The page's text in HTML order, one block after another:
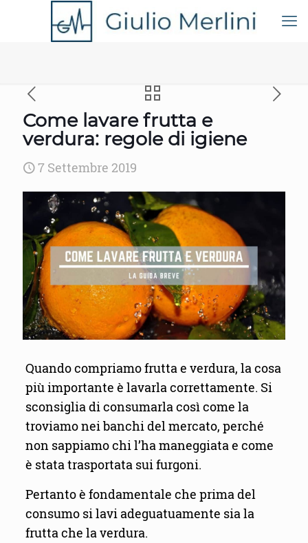
Come lavare frutta e
verdura: regole di igiene
7 Settembre 2019
Quando compriamo frutta e verdura, la cosa
più importante è lavarla correttamente. Si
sconsiglia di consumarla così come la
troviamo nei banchi del mercato, perché
non sappiamo chi l’ha maneggiata e come
è stata trasportata sui furgoni.
Pertanto è fondamentale che prima del
consumo si lavi adeguatuamente sia la
frutta che la verdura.